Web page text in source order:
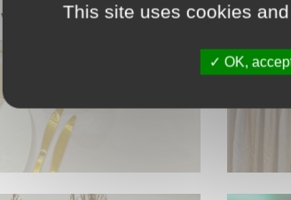
VAISSELLEThis site uses cookies
OK,